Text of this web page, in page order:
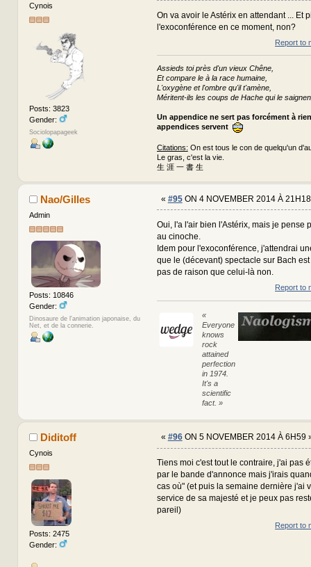
Cynois
Posts: 3823
Gender:
Sociolopapageek
On va avoir le Astérix en attendant ... Et
l'exoconférence en ce moment, non?
Report to
Assieds toi près d'un vieux Chêne,
Et compare le à la race humaine,
L'oxygène et l'ombre qu'il t'amène,
Méritent-ils les coups de Hache qui le
Un appendice ne sert pas forcément à
appendices servent
Citations: On est tous le con de quelqu'un
Le gras, c'est la vie.
生 涯 一 書 生
Nao/Gilles
Admin
Posts: 10846
Gender:
Dinosaure de l'animation japonaise, du
Net, et de la connerie.
« #95ON 4 NOVEMBER 2014 À
Oui, l'a l'air bien l'Astérix, mais je pense
au cinoche.
Idem pour l'exoconférence, j'attendrai
que le (décevant) spectacle sur Bach
pas de raison que celui-là non.
Report to
«
Everyone
knows
rock
attained
perfection
in 1974.
It's a
scientific
fact. »
Diditoff
Cynois
Posts: 2475
Gender:
« #96ON 5 NOVEMBER 2014 À 6H59
Tiens moi c'est tout le contraire, j'ai pas
par le bande d'annonce mais j'irais
cas où" (et puis la semaine dernière j'ai
service de sa majesté et je peux pas
pareil)
Report to